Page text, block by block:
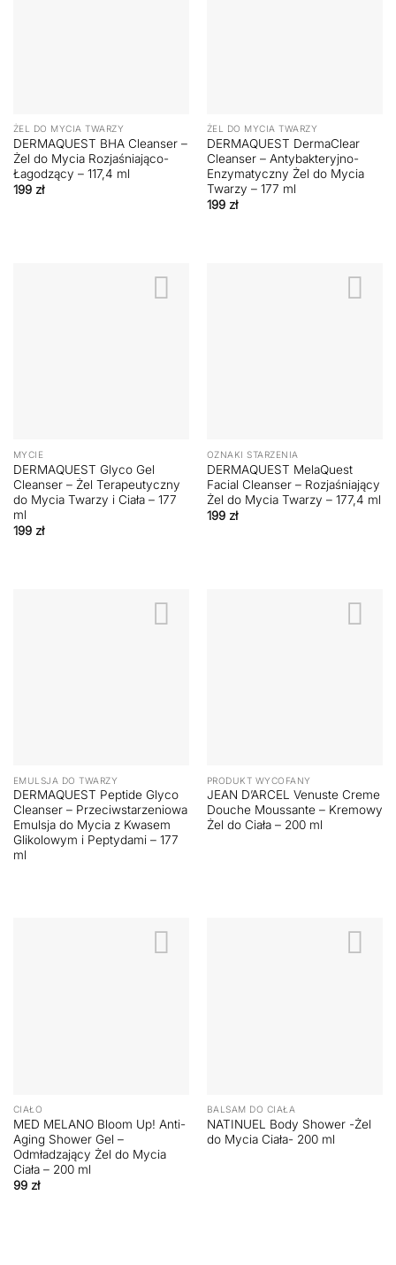
ŻEL DO MYCIA TWARZY
DERMAQUEST BHA Cleanser –
Żel do Mycia Rozjaśniająco-
Łagodzący – 117,4 ml
199 zł
ŻEL DO MYCIA TWARZY
DERMAQUEST DermaClear
Cleanser – Antybakteryjno-
Enzymatyczny Żel do Mycia
Twarzy – 177 ml
199 zł
MYCIE
DERMAQUEST Glyco Gel
Cleanser – Żel Terapeutyczny
do Mycia Twarzy i Ciała – 177
ml
199 zł
OZNAKI STARZENIA
DERMAQUEST MelaQuest
Facial Cleanser – Rozjaśniający
Żel do Mycia Twarzy – 177,4 ml
199 zł
EMULSJA DO TWARZY
DERMAQUEST Peptide Glyco
Cleanser – Przeciwstarzeniowa
Emulsja do Mycia z Kwasem
Glikolowym i Peptydami – 177
ml
PRODUKT WYCOFANY
JEAN D’ARCEL Venuste Creme
Douche Moussante – Kremowy
Żel do Ciała – 200 ml
CIAŁO
MED MELANO Bloom Up! Anti-
Aging Shower Gel –
Odmładzający Żel do Mycia
Ciała – 200 ml
99 zł
BALSAM DO CIAŁA
NATINUEL Body Shower -Żel
do Mycia Ciała- 200 ml